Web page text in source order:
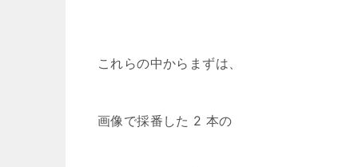
これらの中からまずは、
画像で採番した 2 本の